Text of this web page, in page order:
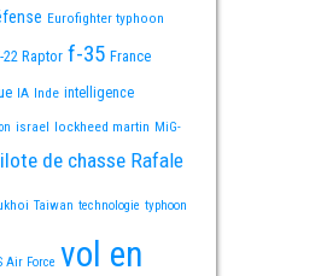
Eurofighter typhoon
22 Raptor f-35 France
IA Inde intelligence
israel lockheed martin MiG-
de chasse Rafale
Taiwan technologie typhoon
Air Force vol en